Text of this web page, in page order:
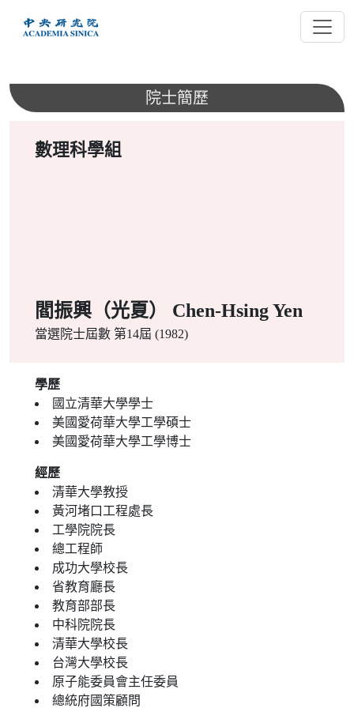
內
院士簡歷
數理科學組
閻振興（光夏） Chen-Hsing Yen
當選院士屆數 第14屆 (1982)
學歷
國立清華大學學士
美國愛荷華大學工學碩士
美國愛荷華大學工學博士
經歷
清華大學教授
黃河堵口工程處長
工學院院長
總工程師
成功大學校長
省教育廳長
教育部部長
中科院院長
清華大學校長
台灣大學校長
原子能委員會主任委員
總統府國策顧問